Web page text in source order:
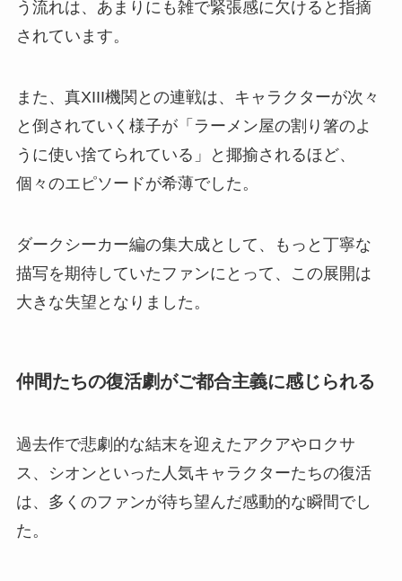
う流れは、あまりにも雑で緊張感に欠けると指摘
されています。
また、真XIII機関との連戦は、キャラクターが次々
と倒されていく様子が「ラーメン屋の割り箸のよ
うに使い捨てられている」と揶揄されるほど、
個々のエピソードが希薄でした。
ダークシーカー編の集大成として、もっと丁寧な
描写を期待していたファンにとって、この展開は
大きな失望となりました。
仲間たちの復活劇がご都合主義に感じられる
過去作で悲劇的な結末を迎えたアクアやロクサ
ス、シオンといった人気キャラクターたちの復活
は、多くのファンが待ち望んだ感動的な瞬間でし
た。